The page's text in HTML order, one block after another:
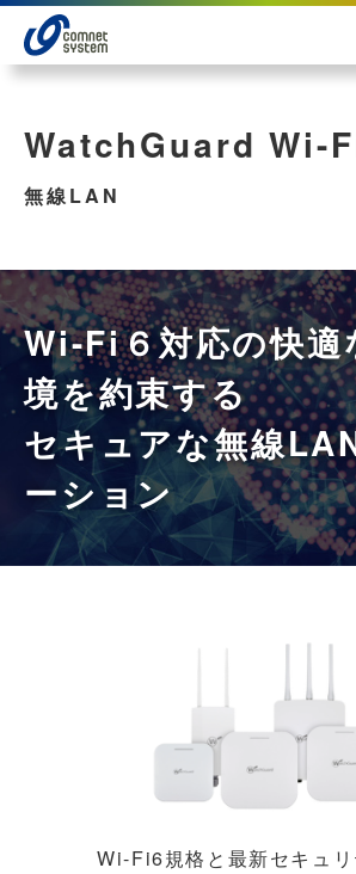
WatchGuard Wi-
無線LAN
Wi-Fi６対応の快適
境を約束する
セキュアな無線
ーション
Wi-Fi6規格と最新セキュ